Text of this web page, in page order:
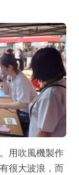
用吹風機製作
很大波浪，而